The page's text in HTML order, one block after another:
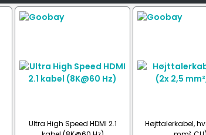
Ultra High Speed HDMI 2.1
Højttalerkabel,